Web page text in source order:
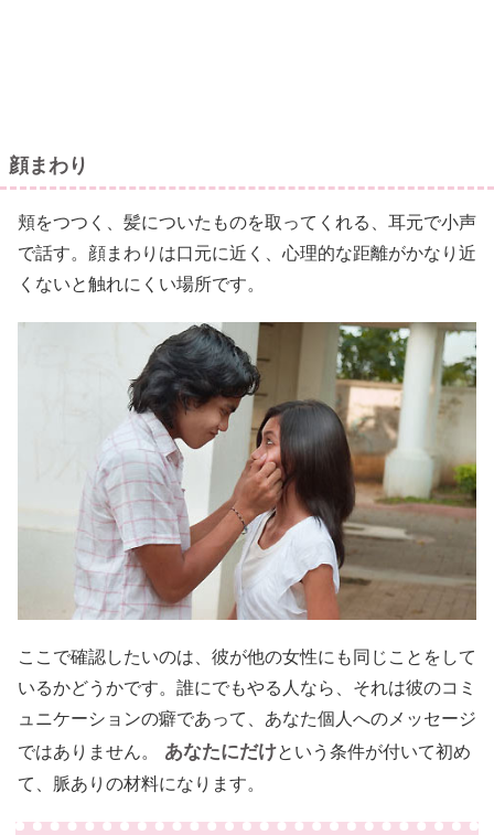
顔まわり
頬をつつく、髪についたものを取ってくれる、耳元で小声
で話す。顔まわりは口元に近く、心理的な距離がかなり近
くないと触れにくい場所です。
ここで確認したいのは、彼が他の女性にも同じことをして
いるかどうかです。誰にでもやる人なら、それは彼のコミ
ュニケーションの癖であって、あなた個人へのメッセージ
ではありません。
あなたにだけという条件が付いて初め
て、脈ありの材料になります。